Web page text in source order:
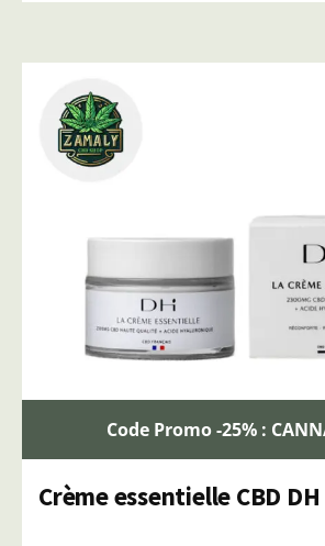
Code Promo -25% :
Crème essentielle CBD DH